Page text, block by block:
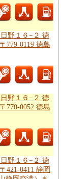
久朝日野１６
静岡空港（富
離がどのぐら
野郡松茂町豊
どり空港）か
確認してくだ
久朝日野１６
日本、〒421-
空港（富士山
、旅行の要約
野１６−２ 徳
779-0119 徳島
野１６−２ 徳
770-0052 徳島
野１６−２ 徳
421-0411 静岡